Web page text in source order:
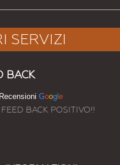
SERVIZI
BACK
Recensioni Googl e
BACK POSITIVO!!